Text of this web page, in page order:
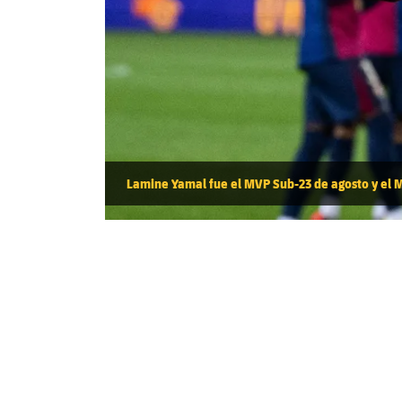
Lamine Yamal fue el MVP Sub-23 de agosto y el